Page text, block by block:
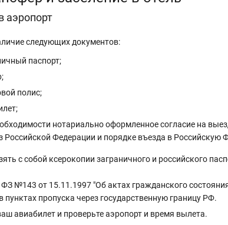
аэропорт
следующих документов:
паспорт;
полис;
нотариально оформленное согласие на
Российской Федерации и порядке въезда в Российскую
с собой ксерокопии заграничного и российского
ФЗ №143 от 15.11.1997 "Об актах гражданского
пунктах пропуска через государственную границу РФ.
авиабилет и проверьте аэропорт и время вылета.